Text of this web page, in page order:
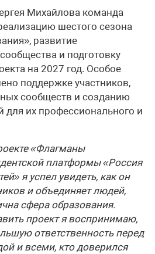
Михайлова команда
шестого сезона
развитие
и подготовку
на 2027 год. Особое
поддержке участников,
сообществ и созданию
их профессионального и
«Флагманы
платформы «Россия
я успел увидеть, как он
и объединяет людей,
сфера образования.
проект я воспринимаю,
ответственность перед
и всеми, кто доверился